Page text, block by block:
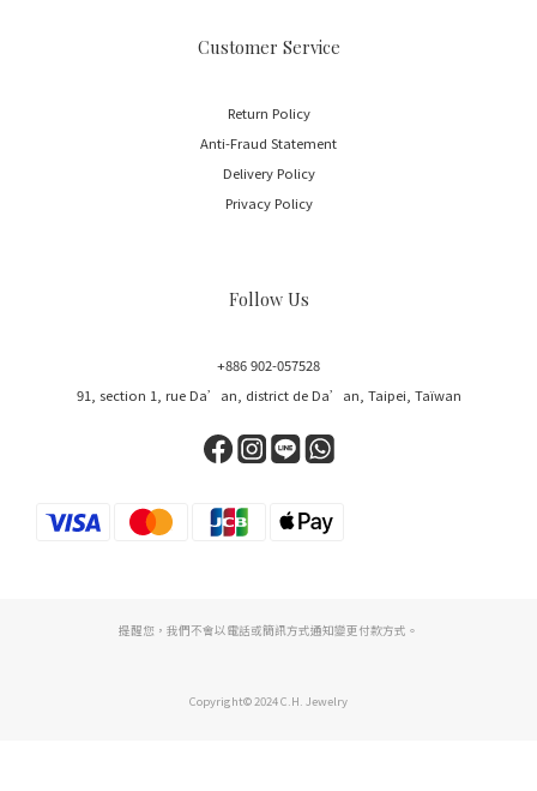
Customer Service
Return Policy
Anti-Fraud Statement
Delivery Policy
Privacy Policy
Follow Us
+886 902-057528
91, section 1, rue Da’an, district de Da’an, Taipei, Taïwan
提醒您，我們不會以電話或簡訊方式通知變更付款方式。
Copyright© 2024 C.H. Jewelry